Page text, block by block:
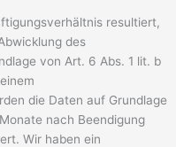
resultiert,
des
von Art. 6 Abs. 1 lit. b
die Daten auf Grundlage
nach Beendigung
Wir haben ein